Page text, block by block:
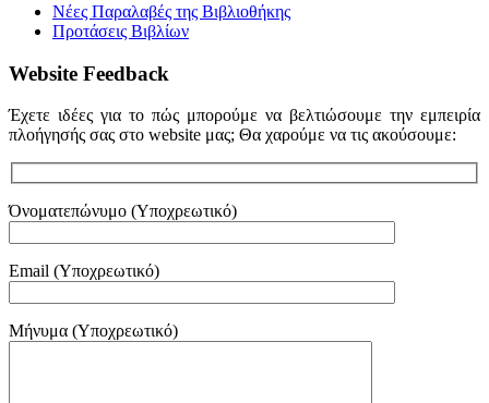
Νέες Παραλαβές της Βιβλιοθήκης
Προτάσεις Βιβλίων
Website Feedback
Έχετε ιδέες για το πώς μπορούμε να βελτιώσουμε την εμπειρία
πλοήγησής σας στο website μας; Θα χαρούμε να τις ακούσουμε:
Όνοματεπώνυμο (Υποχρεωτικό)
Email (Υποχρεωτικό)
Μήνυμα (Υποχρεωτικό)